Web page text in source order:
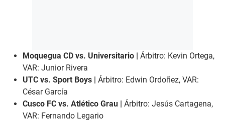
Moquegua CD vs. Universitario |
Árbitro: Kevin Ortega,
VAR: Junior Rivera
UTC vs. Sport Boys |
Árbitro: Edwin Ordoñez, VAR:
César García
Cusco FC vs. Atlético Grau |
Árbitro: Jesús Cartagena,
VAR: Fernando Legario